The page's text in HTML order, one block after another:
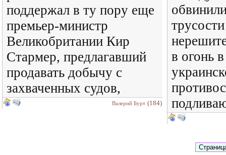
поддержал в ту пору еще
премьер-министр
Великобритании Кир
Стармер, предлагавший
продавать добычу с
захваченных судов,
Валерий Бурт (184)
в огонь